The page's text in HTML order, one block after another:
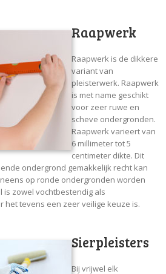
Raapwerk
Raapwerk is de dikkere
variant van
pleisterwerk. Raapwerk
is met name geschikt
voor zeer ruwe en
scheve ondergronden.
Raapwerk varieert van
6 millimeter tot 5
centimeter dikte. Dit
ondergrond gemakkelijk recht kan
op ronde ondergronden worden
is zowel vochtbestendig als
tevens een zeer veilige keuze is.
Sierpleisters
Bij vrijwel elk